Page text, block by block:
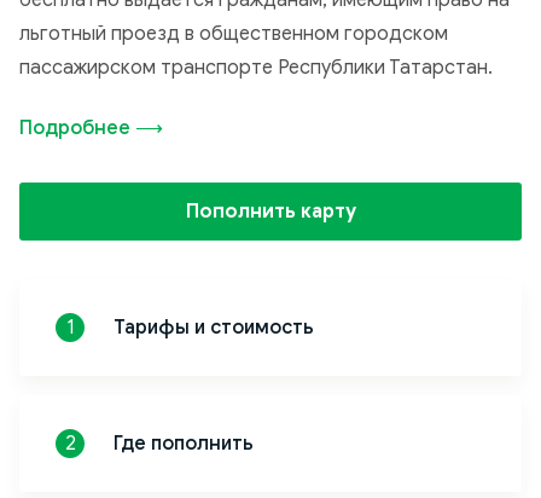
льготный проезд в общественном городском
пассажирском транспорте Республики Татарстан.
Подробнее ⟶
Пополнить карту
1 Тарифы и стоимость
2 Где пополнить